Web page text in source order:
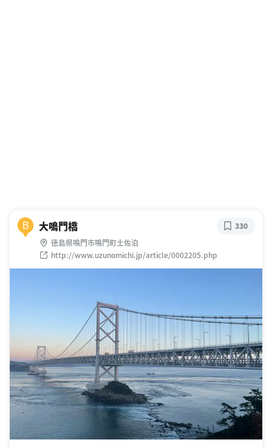
B 大鳴門橋
徳島県鳴門市鳴門町土佐泊
http://www.uzunomichi.jp/article/0002205.php
330